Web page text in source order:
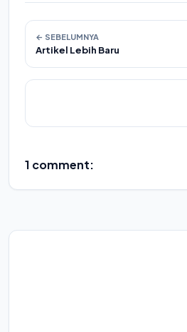
← SEBELUMNYA
Artikel Lebih Baru
1 comment: